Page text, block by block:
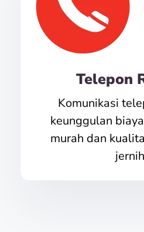
Telepon
Komunikasi
keunggulan
murah dan